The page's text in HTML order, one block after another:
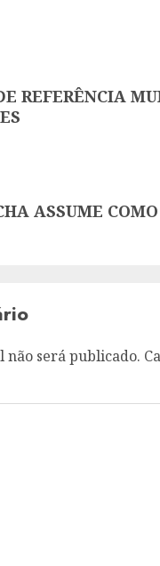
REFERÊNCIA
ASSUME
não será publicado.